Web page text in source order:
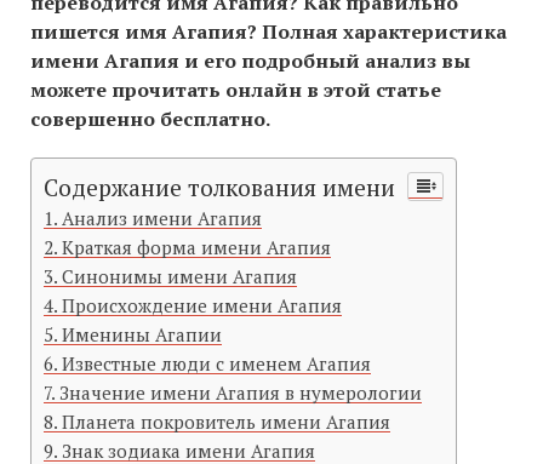
пишется имя Агапия? Полная характеристика
имени Агапия и его подробный анализ вы
можете прочитать онлайн в этой статье
совершенно бесплатно.
Содержание толкования имени
Анализ имени Агапия
Краткая форма имени Агапия
Синонимы имени Агапия
Происхождение имени Агапия
Именины Агапии
Известные люди с именем Агапия
Значение имени Агапия в нумерологии
Планета покровитель имени Агапия
Знак зодиака имени Агапия